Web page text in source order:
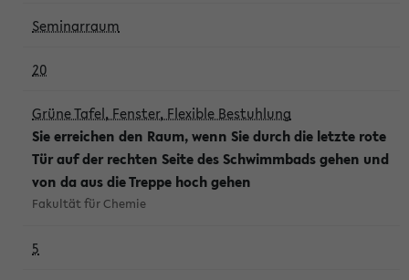
Seminarraum
20
Grüne Tafel, Fenster, Flexible Bestuhlung
Sie erreichen den Raum, wenn Sie durch die letzte rote
Tür auf der rechten Seite des Schwimmbads gehen und
von da aus die Treppe hoch gehen
Fakultät für Chemie
5